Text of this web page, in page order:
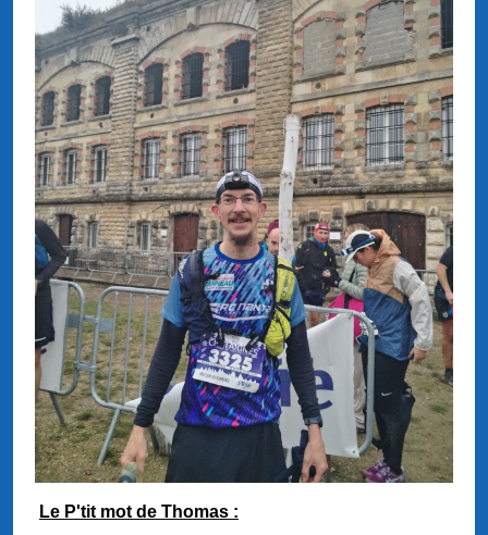
Le P'tit mot de Thomas :